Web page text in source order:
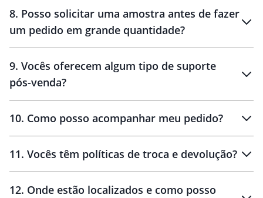
8. Posso solicitar uma amostra antes de fazer
um pedido em grande quantidade?
amostras
9. Vocês oferecem algum tipo de suporte
pós-venda?
10. Como posso acompanhar meu pedido?
11. Vocês têm políticas de troca e devolução?
12. Onde estão localizados e como posso